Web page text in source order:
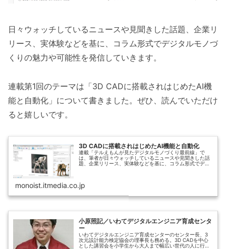
日々ウォッチしているニュースや見聞きした話題、企業リ
リース、実体験などを基に、コラム形式でデジタルモノづ
くりの魅力や可能性を発信していきます。
連載第1回のテーマは「3D CADに搭載されはじめたAI機
能と自動化」について書きました。ぜひ、読んでいただけ
ると嬉しいです。
3D CADに搭載されはじめたAI機能と自動化
連載「テルえもんが見たデジタルモノづくり最前線」で
は、筆者が日々ウォッチしているニュースや見聞きした話
題、企業リリース、実体験などを基に、コラム形式でデジ
monoist.itmedia.co.jp
小原照記／いわてデジタルエンジニア育成センタ
ー
いわてデジタルエンジニア育成センターのセンター長、3
次元設計能力検定協会の理事長も務める。3D CADを中心
とした講習会を小学生から大人まで幅広い世代の人に行